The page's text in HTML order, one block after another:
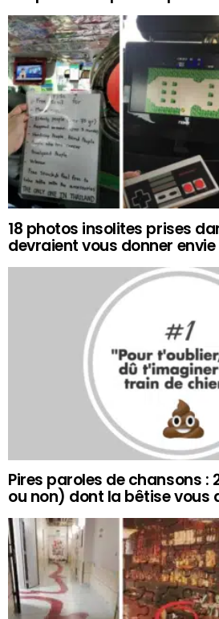
18 photos insolites prises
devraient vous donner envie
Pires paroles de chansons
ou non) dont la bêtise vous